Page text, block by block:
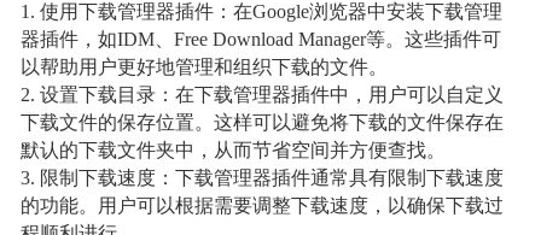
1. 使用下载管理器插件：在Google浏览器中安装下载管理
器插件，如IDM、Free Download Manager等。这些插件可
以帮助用户更好地管理和组织下载的文件。
2. 设置下载目录：在下载管理器插件中，用户可以自定义
下载文件的保存位置。这样可以避免将下载的文件保存在
默认的下载文件夹中，从而节省空间并方便查找。
3. 限制下载速度：下载管理器插件通常具有限制下载速度
的功能。用户可以根据需要调整下载速度，以确保下载过